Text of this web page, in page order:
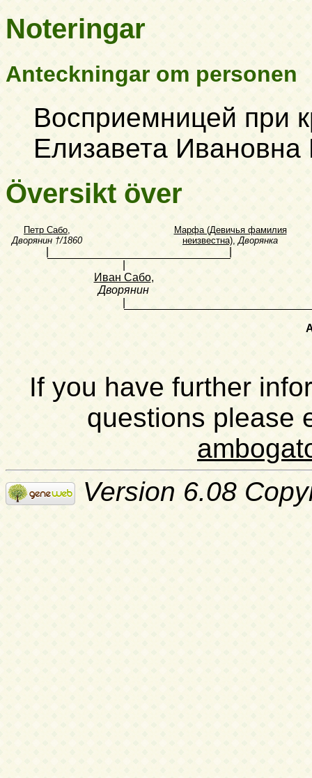
Noteringar
Anteckningar om personen
Восприемницей при
Елизавета Ивановна
Översikt över
Петр Сабо,
Дворянин †/1860
Марфа (Девичья фамилия
неизвестна),Дворянка
Иван Сабо,
Дворянин
If you have further
questions please
Version 6.08